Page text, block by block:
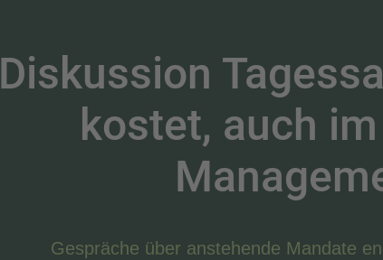
Diskussion
kostet, auch
Gespräche über anstehende Mandate